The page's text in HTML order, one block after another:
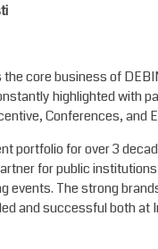
core business of
highlighted with
Conferences, and
portfolio for over 3
for public
events. The strong
and successful both at